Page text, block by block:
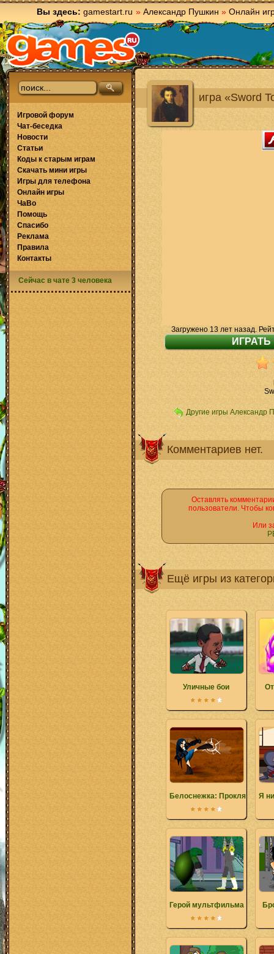
Вы здесь: gamestart.ru » Александр Пушкин » Онлайн
игра «Sword
Загружено 13 лет назад.
Другие игры Александр
Комментариев нет.
Оставлять
пользователи. Чтобы
Или
Ещё игры из
Уличные бои
Белоснежка: ПроклятиеЯ
Герой мультфильма
Игровой форум
Чат-беседка
Новости
Статьи
Коды к старым играм
Скачать мини игры
Игры для телефона
Онлайн игры
ЧаВо
Помощь
Спасибо
Реклама
Правила
Контакты
Сейчас в чате 3 человека